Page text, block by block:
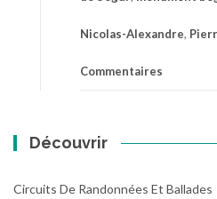
Nicolas-Alexandre,
Commentaires
Découvrir
Circuits De Randonnées Et Ballades